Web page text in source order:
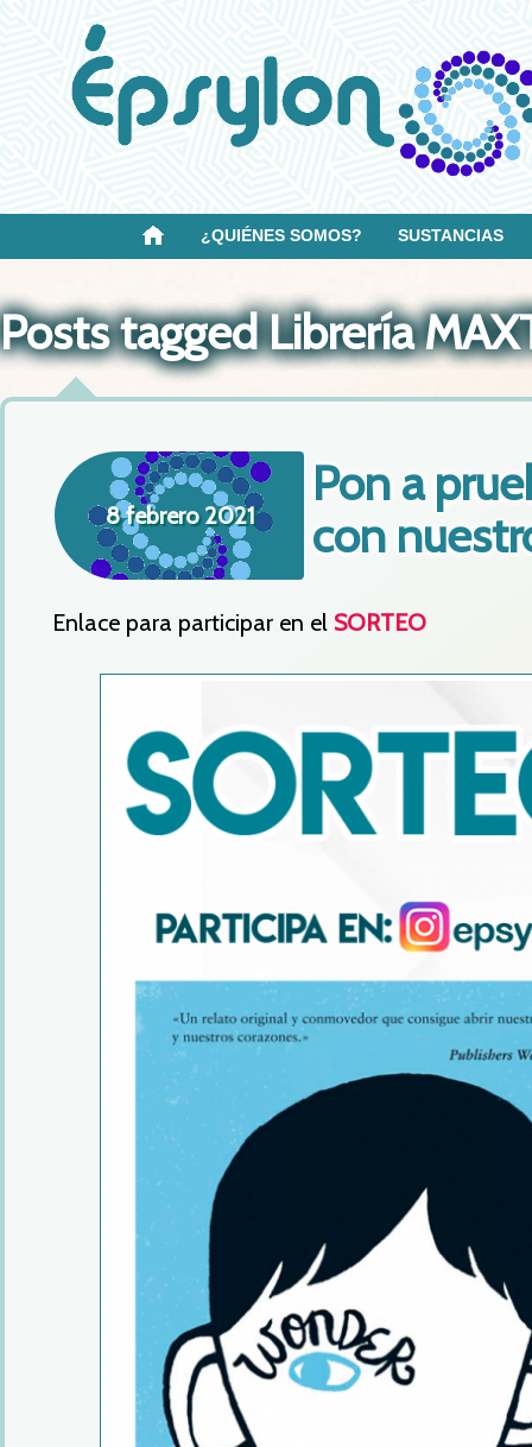
¿QUIÉNES SOMOS? SUSTANCIAS
Posts tagged Librería
8 febrero 2021
Pon a
con
Enlace para participar en el SORTEO